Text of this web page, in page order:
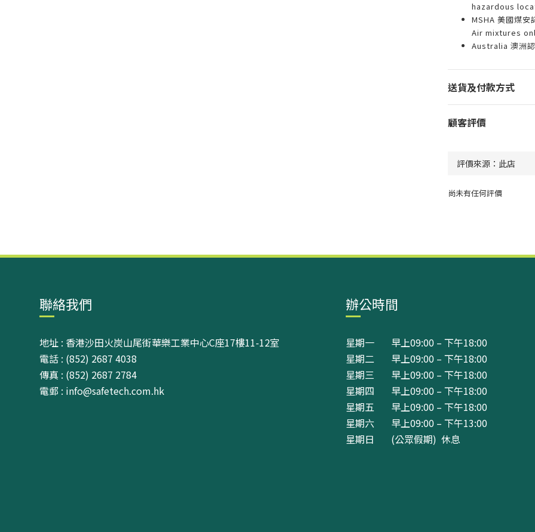
hazardous
MSHA 美國煤
Air mixtures
Australia 澳洲
送貨及付款方式
顧客評價
尚未有任何評價
聯絡我們
地址 : 香港沙田火炭山尾街華樂工業中心C座17樓11-12室
電話 : (852) 2687 4038
傳真 : (852) 2687 2784
電郵 : info@safetech.com.hk
辦公時間
星期一 早上09:00 – 下午18:00
星期二 早上09:00 – 下午18:00
星期三 早上09:00 – 下午18:00
星期四 早上09:00 – 下午18:00
星期五 早上09:00 – 下午18:00
星期六 早上09:00 – 下午13:00
星期日 (公眾假期) 休息